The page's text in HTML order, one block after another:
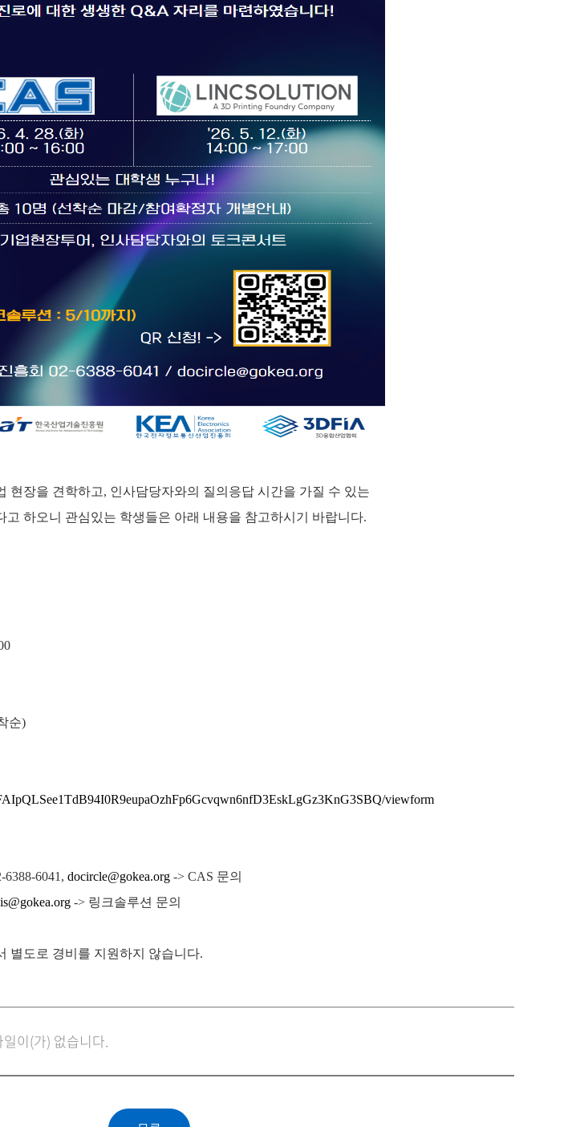
현장을 견학하고, 인사담당자와의 질의응답 시간을 가질 수 있는
고 하오니 관심있는 학생들은 아래 내용을 참고하시기 바랍니다.
순)
viewform
6041, docircle@gokea.org -> CAS 문의
-> 링크솔루션 문의
별도로 경비를 지원하지 않습니다.
이(가) 없습니다.